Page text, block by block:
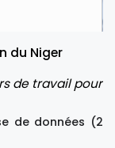
du Niger
de travail pour
de données (2